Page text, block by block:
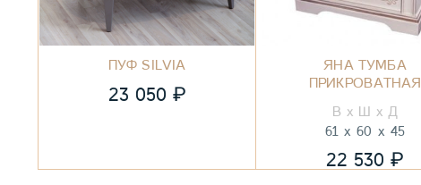
ПУФ SILVIA
23 050 ₽
ЯНА ТУМБА
ПРИКРОВАТНАЯ
61 60 45
22 530 ₽